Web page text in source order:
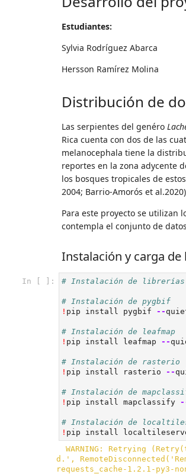
Estudiantes:
Sylvia Rodríguez Abarca
Hersson Ramírez Molina
Distribución de
Las serpientes del genéro
Rica cuenta con dos de las
melanocephala tiene la
reportes en la zona adycente
los bosques tropicales de
2004; Barrio-Amorós et
Para este proyecto se utilizan
contempla el conjunto de
Instalación y carga de
In [ ]: # Instalación de librerías
# Instalación de pygbif
! pip install pygbif --
# Instalación de leafmap
! pip install leafmap --
# Instalación de rasterio
! pip install rasterio --
# Instalación de
! pip install mapclassify
# Instalación de
! pip install
d.',
requests_cache-1.2.1-py3-